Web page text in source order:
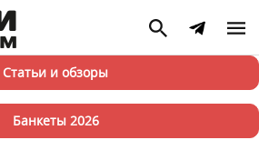
Статьи и обзоры
Банкеты 2026